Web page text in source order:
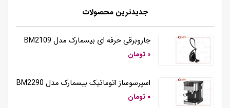
جدیدترین محصولات
جاروبرقی حرفه ای بیسمارک مدل BM2109
۰ تومان
اسپرسوساز اتوماتیک بیسمارک مدل BM2290
۰ تومان